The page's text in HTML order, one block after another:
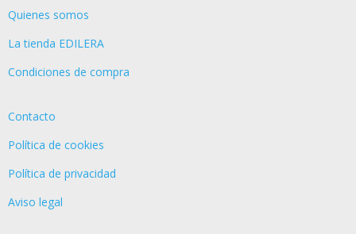
Quienes somos
La tienda EDILERA
Condiciones de compra
Contacto
Política de cookies
Política de privacidad
Aviso legal